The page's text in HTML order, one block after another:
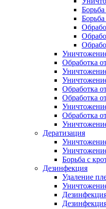
Борьба
Обработка
Обработка
Обработка
Обработка
Дератизация
Борьба с
Дезинфекция
Удаление